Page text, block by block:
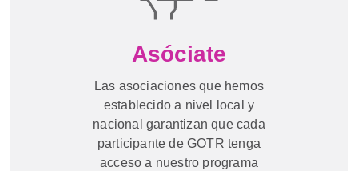
Asóciate
Las asociaciones que hemos
establecido a nivel local y
nacional garantizan que cada
participante de GOTR tenga
acceso a nuestro programa